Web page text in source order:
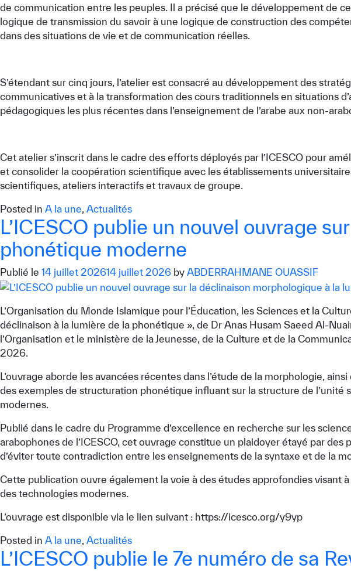
de communication entre les peuples. Il a précisé que le développement de
logique de transmission du savoir à une logique de construction des
dans des situations de vie et de communication réelles.
S’étendant sur cinq jours, l’atelier est consacré au développement des
communicatives et à la transformation des cours traditionnels en situations
pédagogiques les plus récentes dans l’enseignement de l’arabe aux non-
Cet atelier s’inscrit dans le cadre des efforts déployés par l’ICESCO pour
et consolider la coopération scientifique avec les établissements
scientifiques, ateliers interactifs et travaux de groupe.
Posted in A la une, Actualités
L’ICESCO publie un nouvel ouvrage
phonétique moderne
Publié le 14 juillet 202614 juillet 2026 by ABDERRAHMANE OUASSIF
L’Organisation du Monde Islamique pour l’Éducation, les Sciences et la
déclinaison à la lumière de la phonétique », de Dr Anas Husam Saeed Al-
l’Organisation et le ministère de la Jeunesse, de la Culture et de la
2026.
L’ouvrage aborde les avancées récentes dans l’étude de la morphologie,
des exemples de structuration phonétique influant sur la structure de
modernes.
Publié dans le cadre du Programme d’excellence en recherche sur les
arabophones de l’ICESCO, cet ouvrage constitue un plaidoyer étayé par
d’éviter toute contradiction entre les enseignements de la syntaxe et de la
Cette publication ouvre également la voie à des études approfondies visant
des technologies modernes.
L’ouvrage est disponible via le lien suivant : https://icesco.org/y9yp
Posted in A la une, Actualités
L’ICESCO publie le 7e numéro de sa